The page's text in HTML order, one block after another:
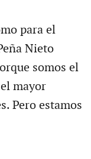
para el
Nieto
somos el
mayor
Pero estamos